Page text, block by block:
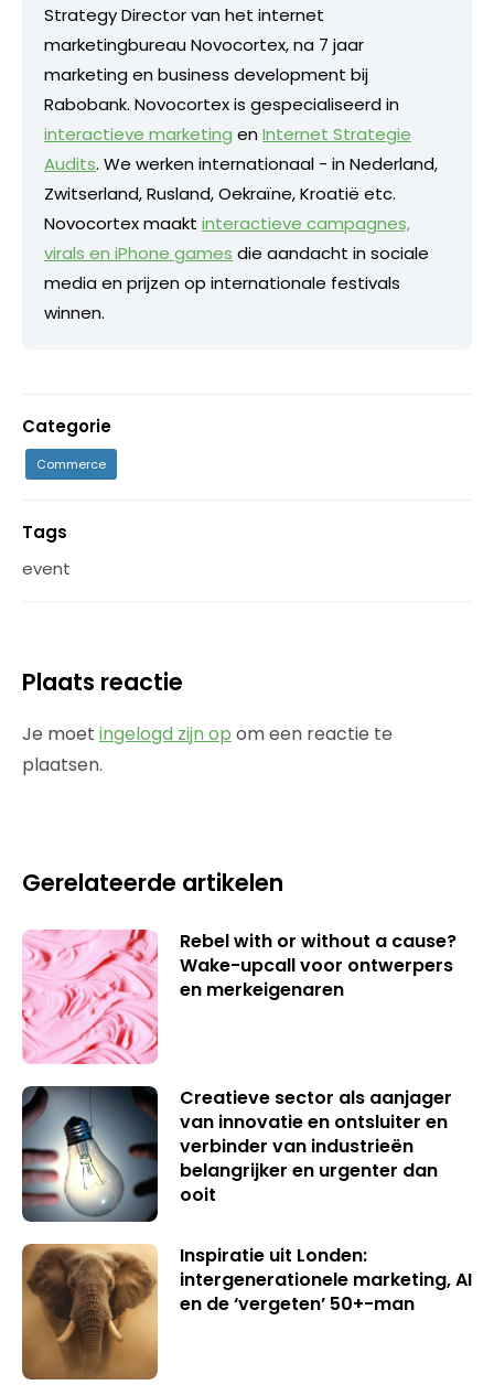
Strategy Director van het internet
marketingbureau Novocortex, na 7 jaar
marketing en business development bij
Rabobank. Novocortex is gespecialiseerd in
interactieve marketing enInternet Strategie
Audits. We werken internationaal - in Nederland,
Zwitserland, Rusland, Oekraïne, Kroatië etc.
Novocortex maakt interactieve campagnes,
virals en iPhone games die aandacht in sociale
media en prijzen op internationale festivals
winnen.
Categorie
Commerce
Tags
event
Plaats reactie
Je moet ingelogd zijn op om een reactie te
plaatsen.
Gerelateerde artikelen
Rebel with or without a cause?
Wake-upcall voor ontwerpers
en merkeigenaren
Creatieve sector als aanjager
van innovatie en ontsluiter en
verbinder van industrieën
belangrijker en urgenter dan
ooit
Inspiratie uit Londen:
intergenerationele marketing, AI
en de ‘vergeten’ 50+-man